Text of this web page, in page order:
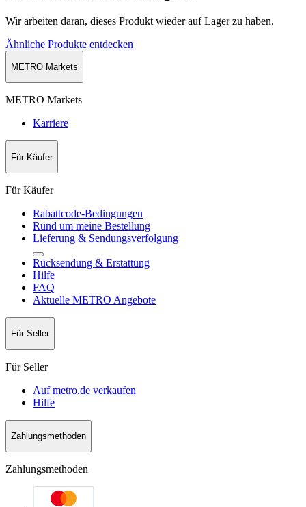
Wir arbeiten daran, dieses Produkt wieder auf Lager zu haben.
Ähnliche Produkte entdecken
METRO Markets
METRO Markets
Karriere
Für Käufer
Für Käufer
Rabattcode-Bedingungen
Rund um meine Bestellung
Lieferung & Sendungsverfolgung
Rücksendung & Erstattung
Hilfe
FAQ
Aktuelle METRO Angebote
Für Seller
Für Seller
Auf metro.de verkaufen
Hilfe
Zahlungsmethoden
Zahlungsmethoden